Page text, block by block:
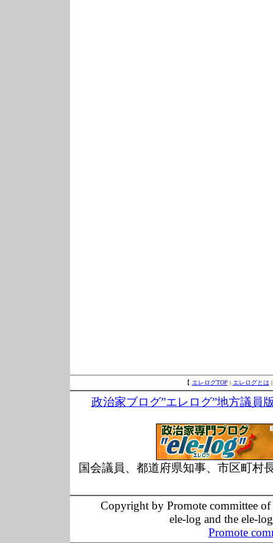
【 エレログTOP | エレログとは
政治家ブログ”エレログ”地方議員
国会議員、都道府県知事、市区町村
Copyright by Promote committee
ele-log and the ele-
Promote